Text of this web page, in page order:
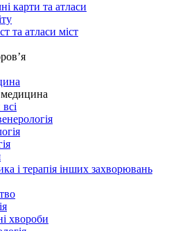
карти та атласи
та атласи міст
медицина
і терапія інших захворювань
хвороби